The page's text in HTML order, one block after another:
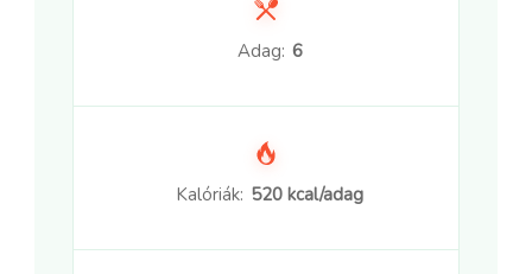
Adag: 6
Kalóriák: 520 kcal/adag